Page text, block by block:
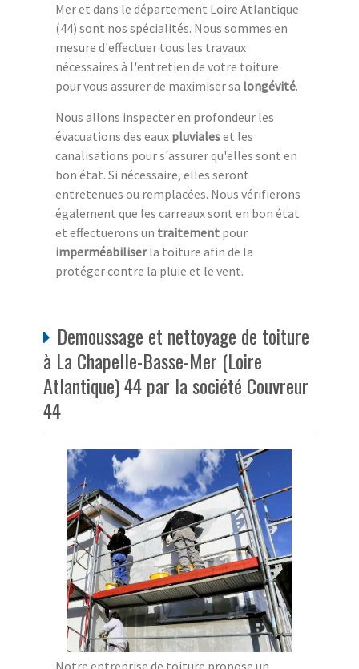
Mer et dans le département Loire Atlantique
(44) sont nos spécialités. Nous sommes en
mesure d'effectuer tous les travaux
nécessaires à l'entretien de votre toiture
pour vous assurer de maximiser sa longévité.
Nous allons inspecter en profondeur les
évacuations des eaux pluvialeset les
canalisations pour s'assurer qu'elles sont en
bon état. Si nécessaire, elles seront
entretenues ou remplacées. Nous vérifierons
également que les carreaux sont en bon état
et effectuerons un traitement pour
imperméabiliserla toiture afin de la
protéger contre la pluie et le vent.
Demoussage et nettoyage de toiture
à La Chapelle-Basse-Mer (Loire
Atlantique) 44 par la société Couvreur
44